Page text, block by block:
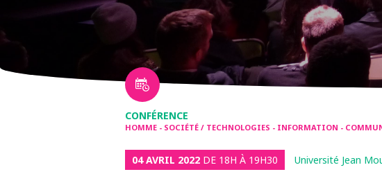
CONFÉRENCE
HOMME - SOCIÉTÉ / TECHNOLOGIES - INFORMATION -
04 AVRIL 2022 DE 18H À 19H30 Université Jean